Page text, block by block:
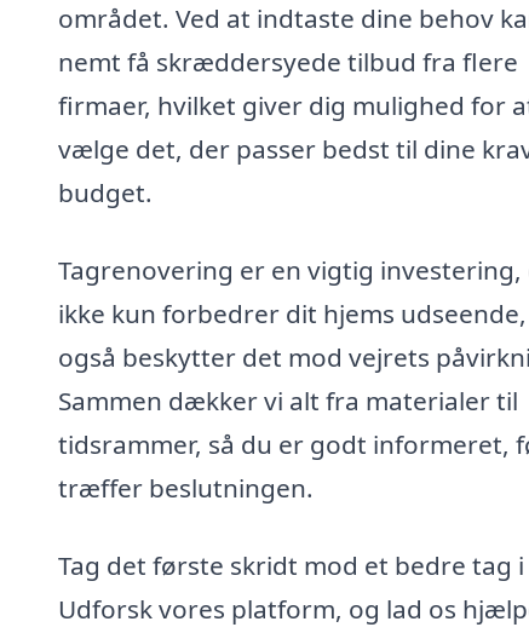
området. Ved at indtaste dine behov
nemt få skræddersyede tilbud fra flere
firmaer, hvilket giver dig mulighed for
vælge det, der passer bedst til dine
budget.
Tagrenovering er en vigtig investering,
ikke kun forbedrer dit hjems
også beskytter det mod vejrets
Sammen dækker vi alt fra materialer til
tidsrammer, så du er godt informeret,
træffer beslutningen.
Tag det første skridt mod et bedre tag i
Udforsk vores platform, og lad os